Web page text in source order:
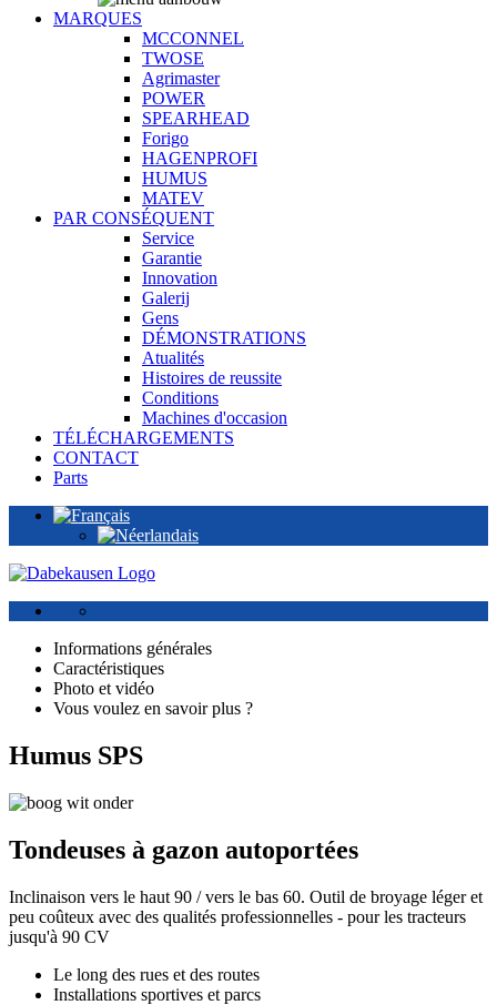
MARQUES
MCCONNEL
TWOSE
Agrimaster
POWER
SPEARHEAD
Forigo
HAGENPROFI
HUMUS
MATEV
PAR CONSÉQUENT
Service
Garantie
Innovation
Galerij
Gens
DÉMONSTRATIONS
Atualités
Histoires de reussite
Conditions
Machines d'occasion
TÉLÉCHARGEMENTS
CONTACT
Parts
Informations générales
Caractéristiques
Photo et vidéo
Vous voulez en savoir plus ?
Humus SPS
Tondeuses à gazon autoportées
Inclinaison vers le haut 90 / vers le bas 60. Outil de broyage léger et
peu coûteux avec des qualités professionnelles - pour les tracteurs
jusqu'à 90 CV
Le long des rues et des routes
Installations sportives et parcs